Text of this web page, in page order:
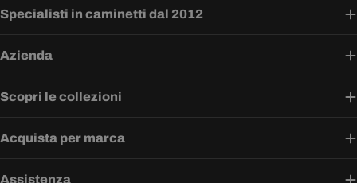
Specialisti in caminetti dal 2012
Azienda
Scopri le collezioni
Acquista per marca
Assistenza